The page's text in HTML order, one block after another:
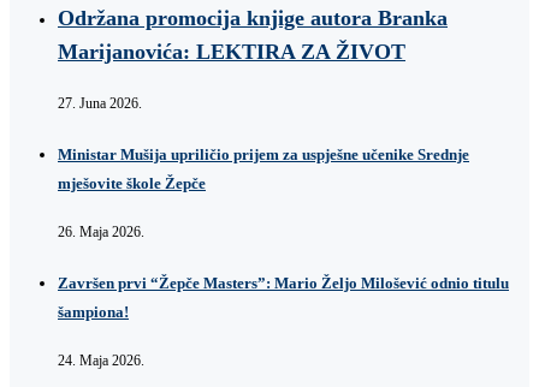
Održana promocija knjige autora Branka
Marijanovića: LEKTIRA ZA ŽIVOT
27. Juna 2026.
Ministar Mušija upriličio prijem za uspješne učenike Srednje
mješovite škole Žepče
26. Maja 2026.
Završen prvi “Žepče Masters”: Mario Željo Milošević odnio titulu
šampiona!
24. Maja 2026.